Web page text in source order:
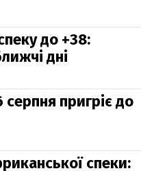
до +38:
дні
серпня пригріє до
спеки: